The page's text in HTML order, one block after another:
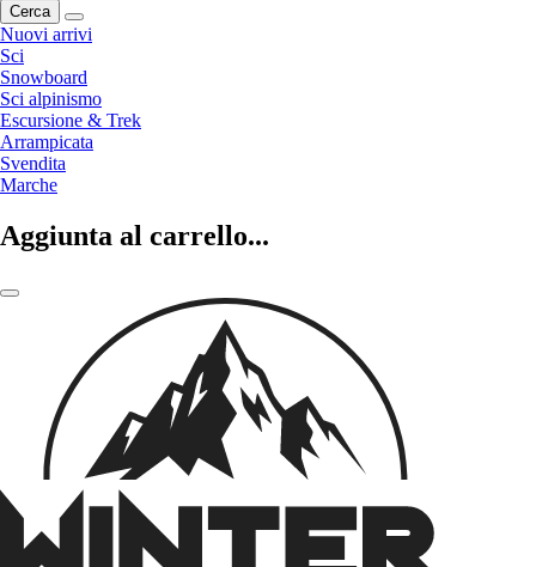
Cerca
Nuovi arrivi
Sci
Snowboard
Sci alpinismo
Escursione & Trek
Arrampicata
Svendita
Marche
Aggiunta al carrello...